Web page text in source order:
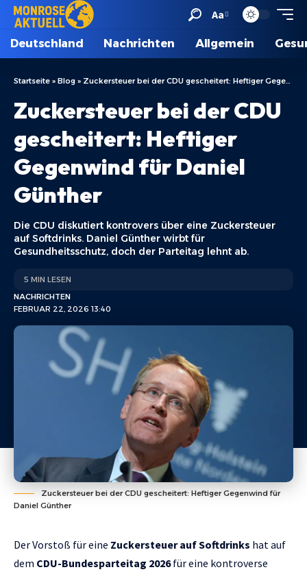
Aa
Deutschland Nachrichten Allgemein
Startseite » Blog » Zuckersteuer bei der CDU gescheitert: Heftiger Gegenwind für Daniel Günther
Zuckersteuer bei der CDU
gescheitert: Heftiger
Gegenwind für Daniel
Günther
Die CDU diskutiert kontrovers über eine Zuckersteuer
auf Softdrinks. Daniel Günther wirbt für
Gesundheitsschutz, doch der Parteitag lehnt ab.
FEBRUAR 22, 2026 13:40
NACHRICHTEN
5 MIN LESEN
Zuckersteuer bei der CDU gescheitert: Heftiger Gegenwind für
Daniel Günther
Der Vorstoß für eine Zuckersteuer auf Softdrinks hat auf
dem CDU-Bundesparteitag 2026für eine kontroverse